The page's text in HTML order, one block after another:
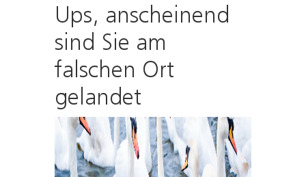
Ups, anscheinend
sind Sie am
falschen Ort
gelandet